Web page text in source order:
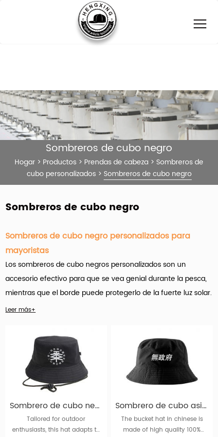
Sombreros de cubo negro
Hogar > Productos > Prendas de cabeza > Sombreros de
cubo personalizados> Sombreros de cubo negro
Sombreros de cubo negro
Sombreros de cubo negro personalizados para
mayoristas
Los sombreros de cubo negros personalizados son un
accesorio efectivo para que se vea genial durante la pesca,
mientras que el borde puede protegerlo de la fuerte luz solar.
Nunca te equivocarías con el sombrero de moda negro, el
y hacerlo más encantador.
Hengxing Caps Factory (hx-caps.com) ofrece muchos
Productos de sombreros de cubo negros personalizados para
mayoristas.Y es importante que el nombre del juego aquí
sea la personalización.
Una amplia variedad de opciones de sombreros de cubo
Leer más+
Sombrero de cubo negro liso con cuerda para hombre o mujer a la venta
Tailored for outdoor
enthusiasts, this hat adapts to
Sombrero de cubo asiático negro con letras estampadas chinas o japonesas para hombres o mujeres
The bucket hat in chinese is
made of high quality 100%